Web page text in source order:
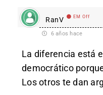
RanV EM Off
6 años hace
La diferencia está
democrático
Los otros te dan